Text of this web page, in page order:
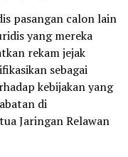
pasangan calon lain
yang mereka
rekam jejak
sebagai
kebijakan yang
di
Jaringan Relawan